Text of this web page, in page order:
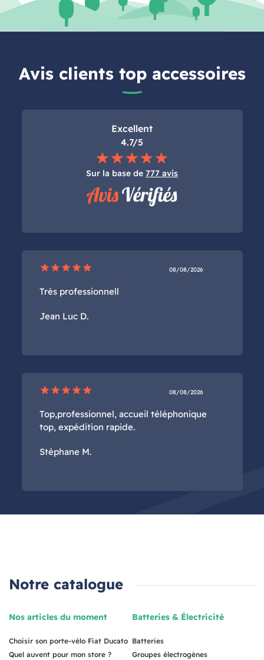
Avis clients top accessoires
Excellent
4.7/5
Sur la base de 777 avis
star star star star star 08/08/2026
Très professionnell
Jean Luc D.
star star star star star 08/08/2026
Top,professionnel, accueil téléphonique
top, expédition rapide.
Stéphane M.
Notre catalogue
Nos articles du moment
Choisir son porte-vélo Fiat Ducato
Quel auvent pour mon store ?
Batteries & Électricité
Batteries
Groupes électrogènes